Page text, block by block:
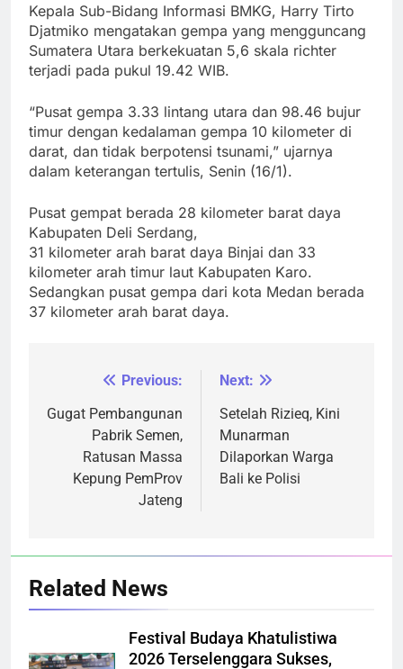
Kepala Sub-Bidang Informasi BMKG, Harry Tirto
Djatmiko mengatakan gempa yang mengguncang
Sumatera Utara berkekuatan 5,6 skala richter
terjadi pada pukul 19.42 WIB.
“Pusat gempa 3.33 lintang utara dan 98.46 bujur
timur dengan kedalaman gempa 10 kilometer di
darat, dan tidak berpotensi tsunami,” ujarnya
dalam keterangan tertulis, Senin (16/1).
Pusat gempat berada 28 kilometer barat daya
Kabupaten Deli Serdang,
31 kilometer arah barat daya Binjai dan 33
kilometer arah timur laut Kabupaten Karo.
Sedangkan pusat gempa dari kota Medan berada
37 kilometer arah barat daya.
Navigasi
pos
Previous:
Gugat Pembangunan
Pabrik Semen,
Ratusan Massa
Kepung PemProv
Jateng
Next:
Setelah Rizieq, Kini
Munarman
Dilaporkan Warga
Bali ke Polisi
Related News
Festival Budaya Khatulistiwa
2026 Terselenggara Sukses,